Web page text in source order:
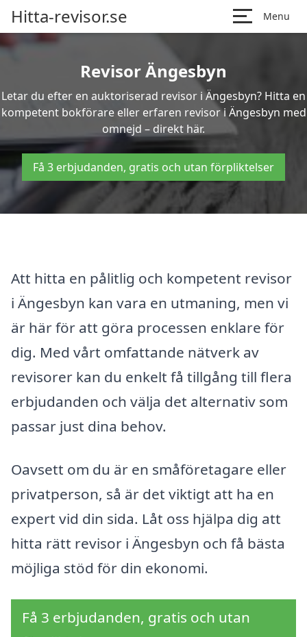
Hitta-revisor.se Menu
Revisor Ängesbyn
Letar du efter en auktoriserad revisor i Ängesbyn? Hitta en
kompetent bokförare eller erfaren revisor i Ängesbyn med
omnejd – direkt här.
Få 3 erbjudanden, gratis och utan förpliktelser
Att hitta en pålitlig och kompetent revisor
i Ängesbyn kan vara en utmaning, men vi
är här för att göra processen enklare för
dig. Med vårt omfattande nätverk av
revisorer kan du enkelt få tillgång till flera
erbjudanden och välja det alternativ som
passar just dina behov.
Oavsett om du är en småföretagare eller
privatperson, så är det viktigt att ha en
expert vid din sida. Låt oss hjälpa dig att
hitta rätt revisor i Ängesbyn och få bästa
möjliga stöd för din ekonomi.
Få 3 erbjudanden, gratis och utan